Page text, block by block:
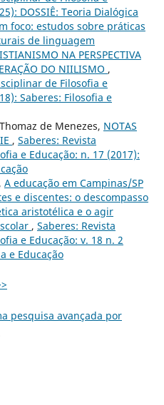
DOSSIÊ: Teoria Dialógica
foco: estudos sobre práticas
de linguagem
NA PERSPECTIVA
DO NIILISMO ,
de Filosofia e
Saberes: Filosofia e
de Menezes, NOTAS
, Saberes: Revista
e Educação: n. 17 (2017):
A educação em Campinas/SP
e discentes: o descompasso
aristotélica e o agir
, Saberes: Revista
e Educação: v. 18 n. 2
e Educação
pesquisa avançada por